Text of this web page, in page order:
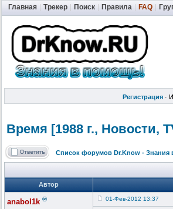
Главная Трекер Поиск Правила FAQ
Регистрация ·
Время [1988 г., Новости,
Список форумов Dr.Know - Знания
Автор
anabol1k ® 01-Фев-2012 13:37